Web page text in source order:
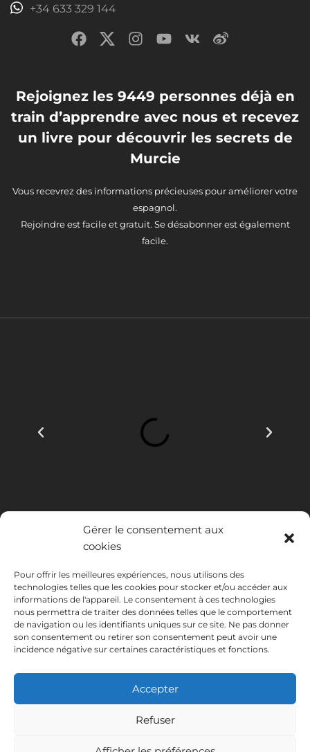
Gérer le consentement aux
cookies
Pour offrir les meilleures expériences, nous utilisons des
technologies telles que les cookies pour stocker et/ou accéder aux
informations de l'appareil. Le consentement à ces technologies
nous permettra de traiter des données telles que le comportement
de navigation ou les identifiants uniques sur ce site. Ne pas donner
son consentement ou retirer son consentement peut avoir une
incidence négative sur certaines caractéristiques et fonctions.
Accepter
Refuser
+34 633 329 144
Rejoignez les 9449 personnes déjà en
train d’apprendre avec nous et recevez
un livre pour découvrir les secrets de
Murcie
Vous recevrez des informations précieuses pour améliorer votre
espagnol.
Rejoindre est facile et gratuit. Se désabonner est également
facile.
INSTITUTO HISPANICO DE MURCIA, SOCIEDAD LIMITADA a été
bénéficiaire du Fonds européen de développement régional dont
l'objectif est de développer l'utilisation et la qualité des technologies
de l'information et de la communication et leur accessibilité, et grâce
auquel elle a mis en place les solutions suivantes : présence en ligne à
cette fin, elle a été soutenue par le programme TIC Cámaras, par
Cámara de Murcie.